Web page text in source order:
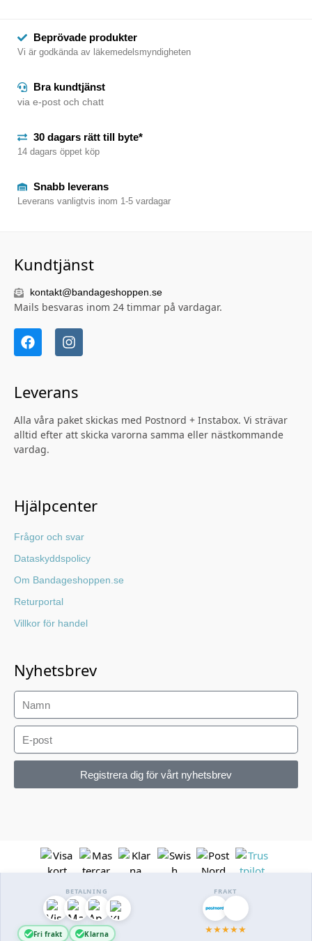
Beprövade produkter
Vi är godkända av läkemedelsmyndigheten
Bra kundtjänst
via e-post och chatt
30 dagars rätt till byte*
14 dagars öppet köp
Snabb leverans
Leverans vanligtvis inom 1-5 vardagar
Kundtjänst
kontakt@bandageshoppen.se
Mails besvaras inom 24 timmar på vardagar.
Leverans
Alla våra paket skickas med Postnord + Instabox. Vi strävar
alltid efter att skicka varorna samma eller nästkommande
vardag.
Hjälpcenter
Frågor och svar
Dataskyddspolicy
Om Bandageshoppen.se
Returportal
Villkor för handel
Nyhetsbrev
Registrera dig för vårt nyhetsbrev
BETALNING
Fri frakt Klarna
FRAKT
★★★★★